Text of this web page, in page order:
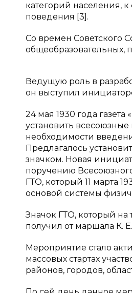
категорий населения,
поведения [3].
Со времен Советского
общеобразовательных,
Ведущую роль в
он выступил
24 мая 1930 года
установить
необходимости
Предлагалось
значком. Новая
поручению
ГТО, который 11 марта
основой системы
Значок ГТО, который на
получил от маршала К.
Мероприятие стало
массовых стартах
районов, городов,